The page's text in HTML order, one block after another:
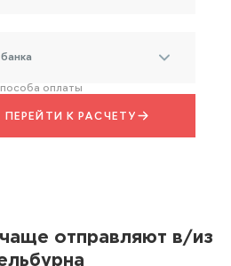
оплаты
ПЕРЕЙТИ К РАСЧЕТУ
отправляют в/из